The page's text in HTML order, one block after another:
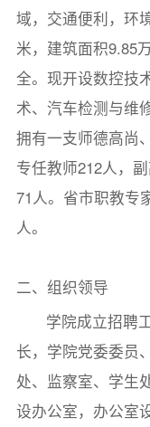
域，交通便利，环
米，建筑面积9.85
全。现开设数控技
术、汽车检测与维
拥有一支师德高尚
专任教师212人，
71人。省市职教专
人。
二、组织领导
学院成立招聘
长，学院党委委员
处、监察室、学生
设办公室，办公室